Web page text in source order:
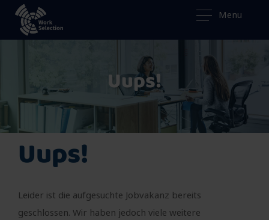
Menu
Uups!
Uups!
Leider ist die aufgesuchte Jobvakanz bereits
geschlossen. Wir haben jedoch viele weitere